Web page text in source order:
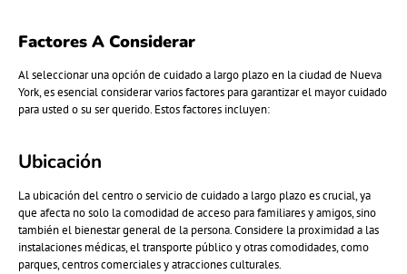
Factores A Considerar
Al seleccionar una opción de cuidado a largo plazo en la ciudad de Nueva
York, es esencial considerar varios factores para garantizar el mayor cuidado
para usted o su ser querido. Estos factores incluyen:
Ubicación
La ubicación del centro o servicio de cuidado a largo plazo es crucial, ya
que afecta no solo la comodidad de acceso para familiares y amigos, sino
también el bienestar general de la persona. Considere la proximidad a las
instalaciones médicas, el transporte público y otras comodidades, como
parques, centros comerciales y atracciones culturales.